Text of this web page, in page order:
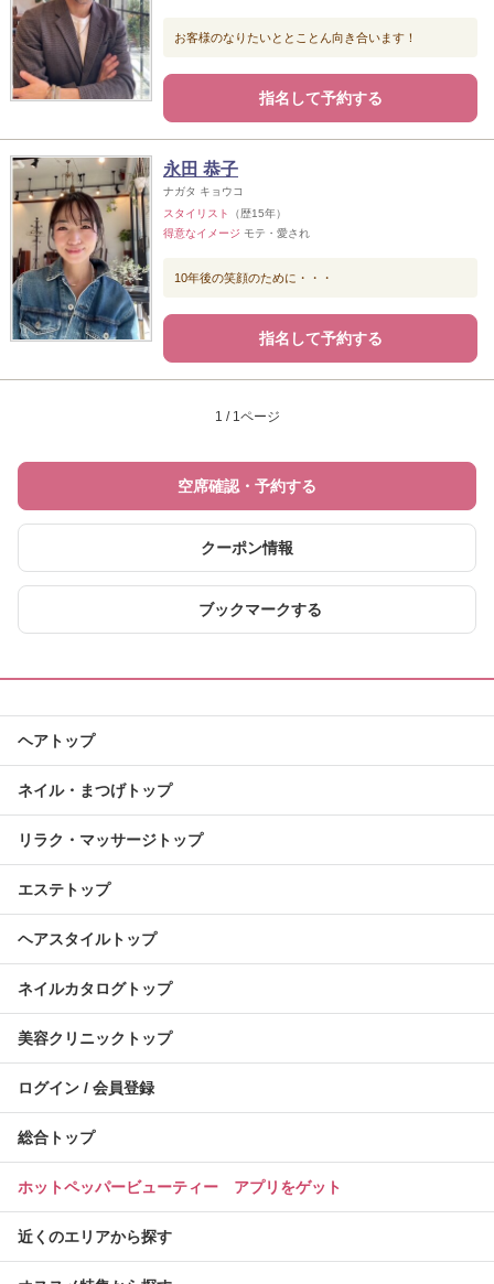
お客様のなりたいととことん向き合います！
指名して予約する
永田 恭子
ナガタ キョウコ
スタイリスト
（歴15年）
得意なイメージ モテ・愛され
10年後の笑顔のために・・・
指名して予約する
1 / 1ページ
空席確認・予約する
クーポン情報
ブックマークする
ヘアトップ
ネイル・まつげトップ
リラク・マッサージトップ
エステトップ
ヘアスタイルトップ
ネイルカタログトップ
美容クリニックトップ
ログイン / 会員登録
総合トップ
ホットペッパービューティー アプリをゲット
近くのエリアから探す